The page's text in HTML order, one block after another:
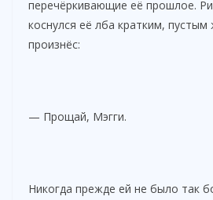
перечёркивающие её прошлое.
коснулся её лба кратким,
произнёс:
— Прощай, Мэгги.
Никогда прежде ей не было так